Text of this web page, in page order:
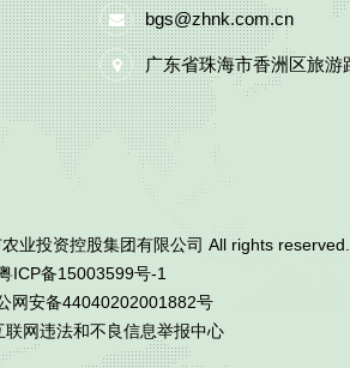
bgs@zhnk.com.cn
广东省珠海市香洲区旅游
业投资控股集团有限公司 All rights reserved.
ICP备15003599号-1
网安备44040202001882号
联网违法和不良信息举报中心